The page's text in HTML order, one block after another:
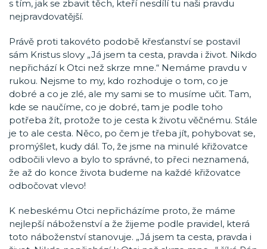
s tím, jak se zbavit těch, kteří nesdílí tu naši pravdu
nejpravdovatější.
Právě proti takovéto podobě křesťanství se postavil
sám Kristus slovy „Já jsem ta cesta, pravda i život. Nikdo
nepřichází k Otci než skrze mne.“ Nemáme pravdu v
rukou. Nejsme to my, kdo rozhoduje o tom, co je
dobré a co je zlé, ale my sami se to musíme učit. Tam,
kde se naučíme, co je dobré, tam je podle toho
potřeba žít, protože to je cesta k životu věčnému. Stále
je to ale cesta. Něco, po čem je třeba jít, pohybovat se,
promýšlet, kudy dál. To, že jsme na minulé křižovatce
odbočili vlevo a bylo to správné, to přeci neznamená,
že až do konce života budeme na každé křižovatce
odbočovat vlevo!
K nebeskému Otci nepřicházíme proto, že máme
nejlepší náboženství a že žijeme podle pravidel, která
toto náboženství stanovuje. „Já jsem ta cesta, pravda i